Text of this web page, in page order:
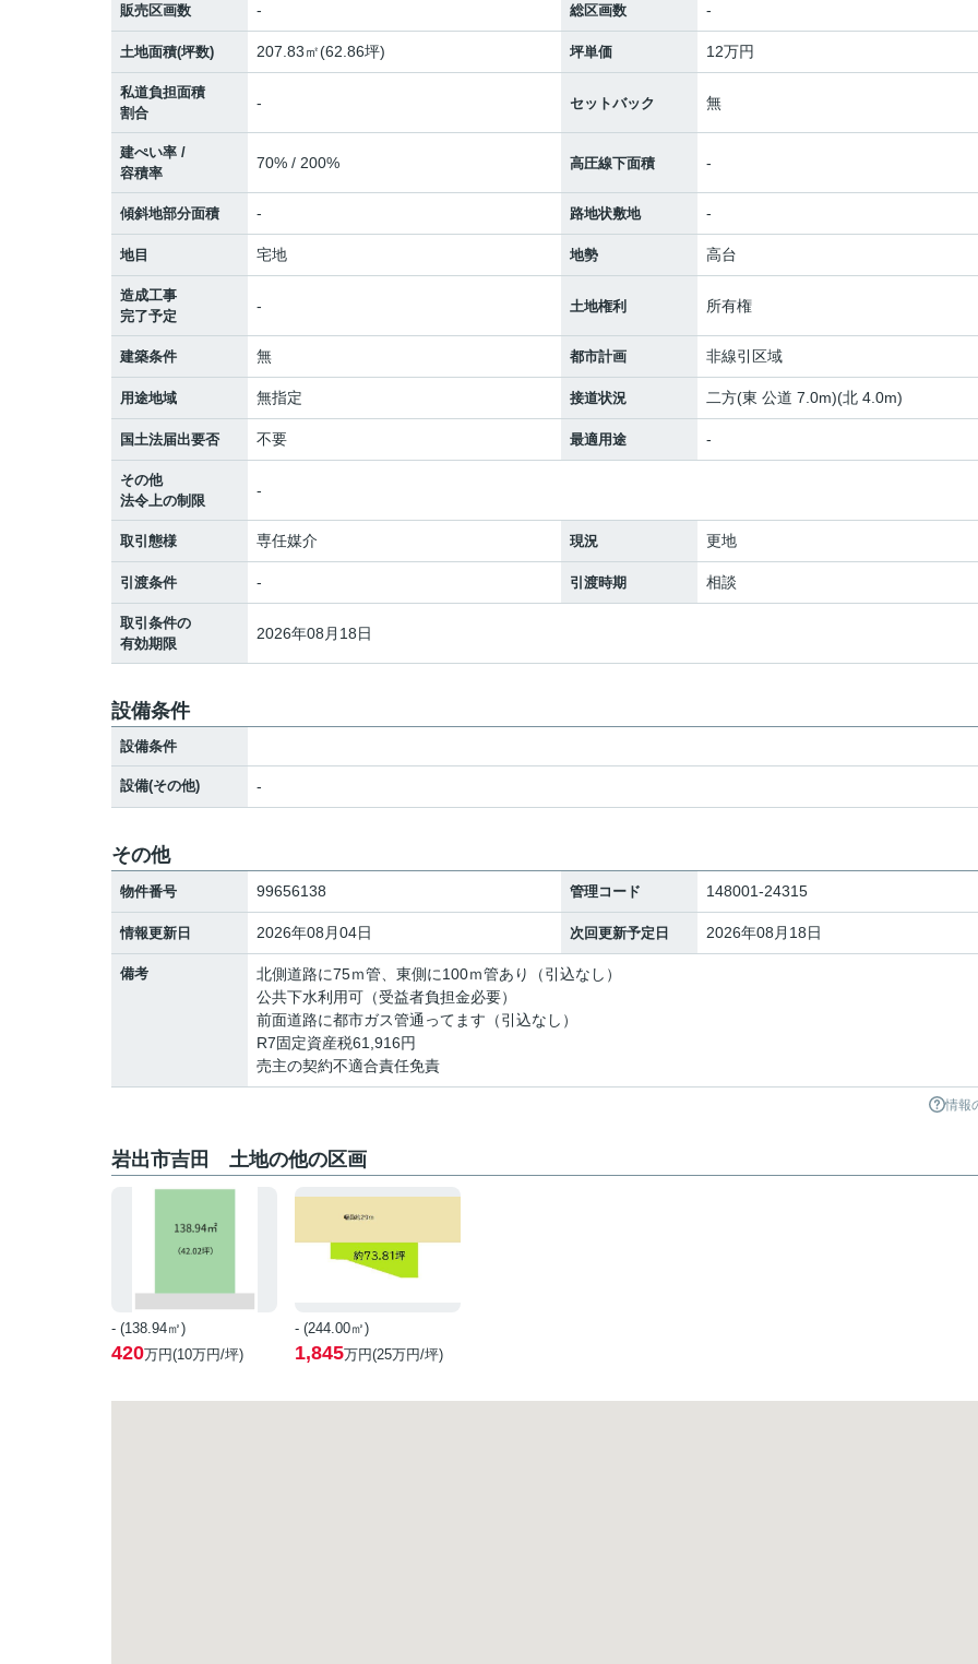
販売区画数 - 総区画数 -
土地面積(坪数) 207.83㎡(62.86坪) 坪単価 12万円
私道負担面積
割合
- セットバック 無
建ぺい率 /
容積率
70% / 200% 高圧線下面積 -
傾斜地部分面積 - 路地状敷地 -
地目 宅地 地勢 高台
造成工事
完了予定
- 土地権利 所有権
建築条件 無 都市計画 非線引区域
用途地域 無指定 接道状況 二方(東 公道 7.0m)(北 4.0m)
国土法届出要否 不要 最適用途 -
その他
法令上の制限
-
取引態様 専任媒介 現況 更地
引渡条件 - 引渡時期 相談
取引条件の
有効期限
2026年08月18日
設備条件
設備条件
設備(その他) -
その他
物件番号 99656138 管理コード 148001-24315
情報更新日 2026年08月04日 次回更新予定日 2026年08月18日
備考
北側道路に75ｍ管、東側に100ｍ管あり（引込なし）
公共下水利用可（受益者負担金必要）
前面道路に都市ガス管通ってます（引込なし）
R7固定資産税61,916円
売主の契約不適合責任免責
情報
岩出市吉田 土地の他の区画
- (138.94㎡)
420万円(10万円/坪)
- (244.00㎡)
1,845万円(25万円/坪)